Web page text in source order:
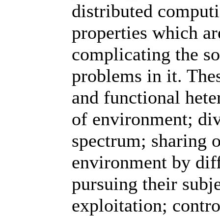
distributed
properties which
complicating the
problems in it.
and functional
of environment;
spectrum; sharing
environment by
pursuing their
exploitation;